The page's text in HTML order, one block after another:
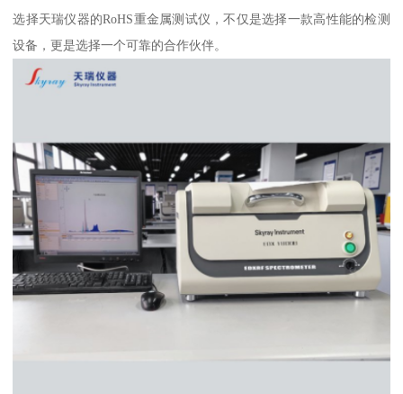
选择天瑞仪器的RoHS重金属测试仪，不仅是选择一款高性能的检测
设备，更是选择一个可靠的合作伙伴。